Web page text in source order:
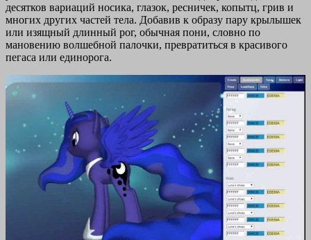
десятков вариаций носика, глазок, ресничек, копытц, грив и
многих других частей тела. Добавив к образу пару крылышек
или изящный длинный рог, обычная пони, словно по
мановению волшебной палочки, превратиться в красивого
пегаса или единорога.